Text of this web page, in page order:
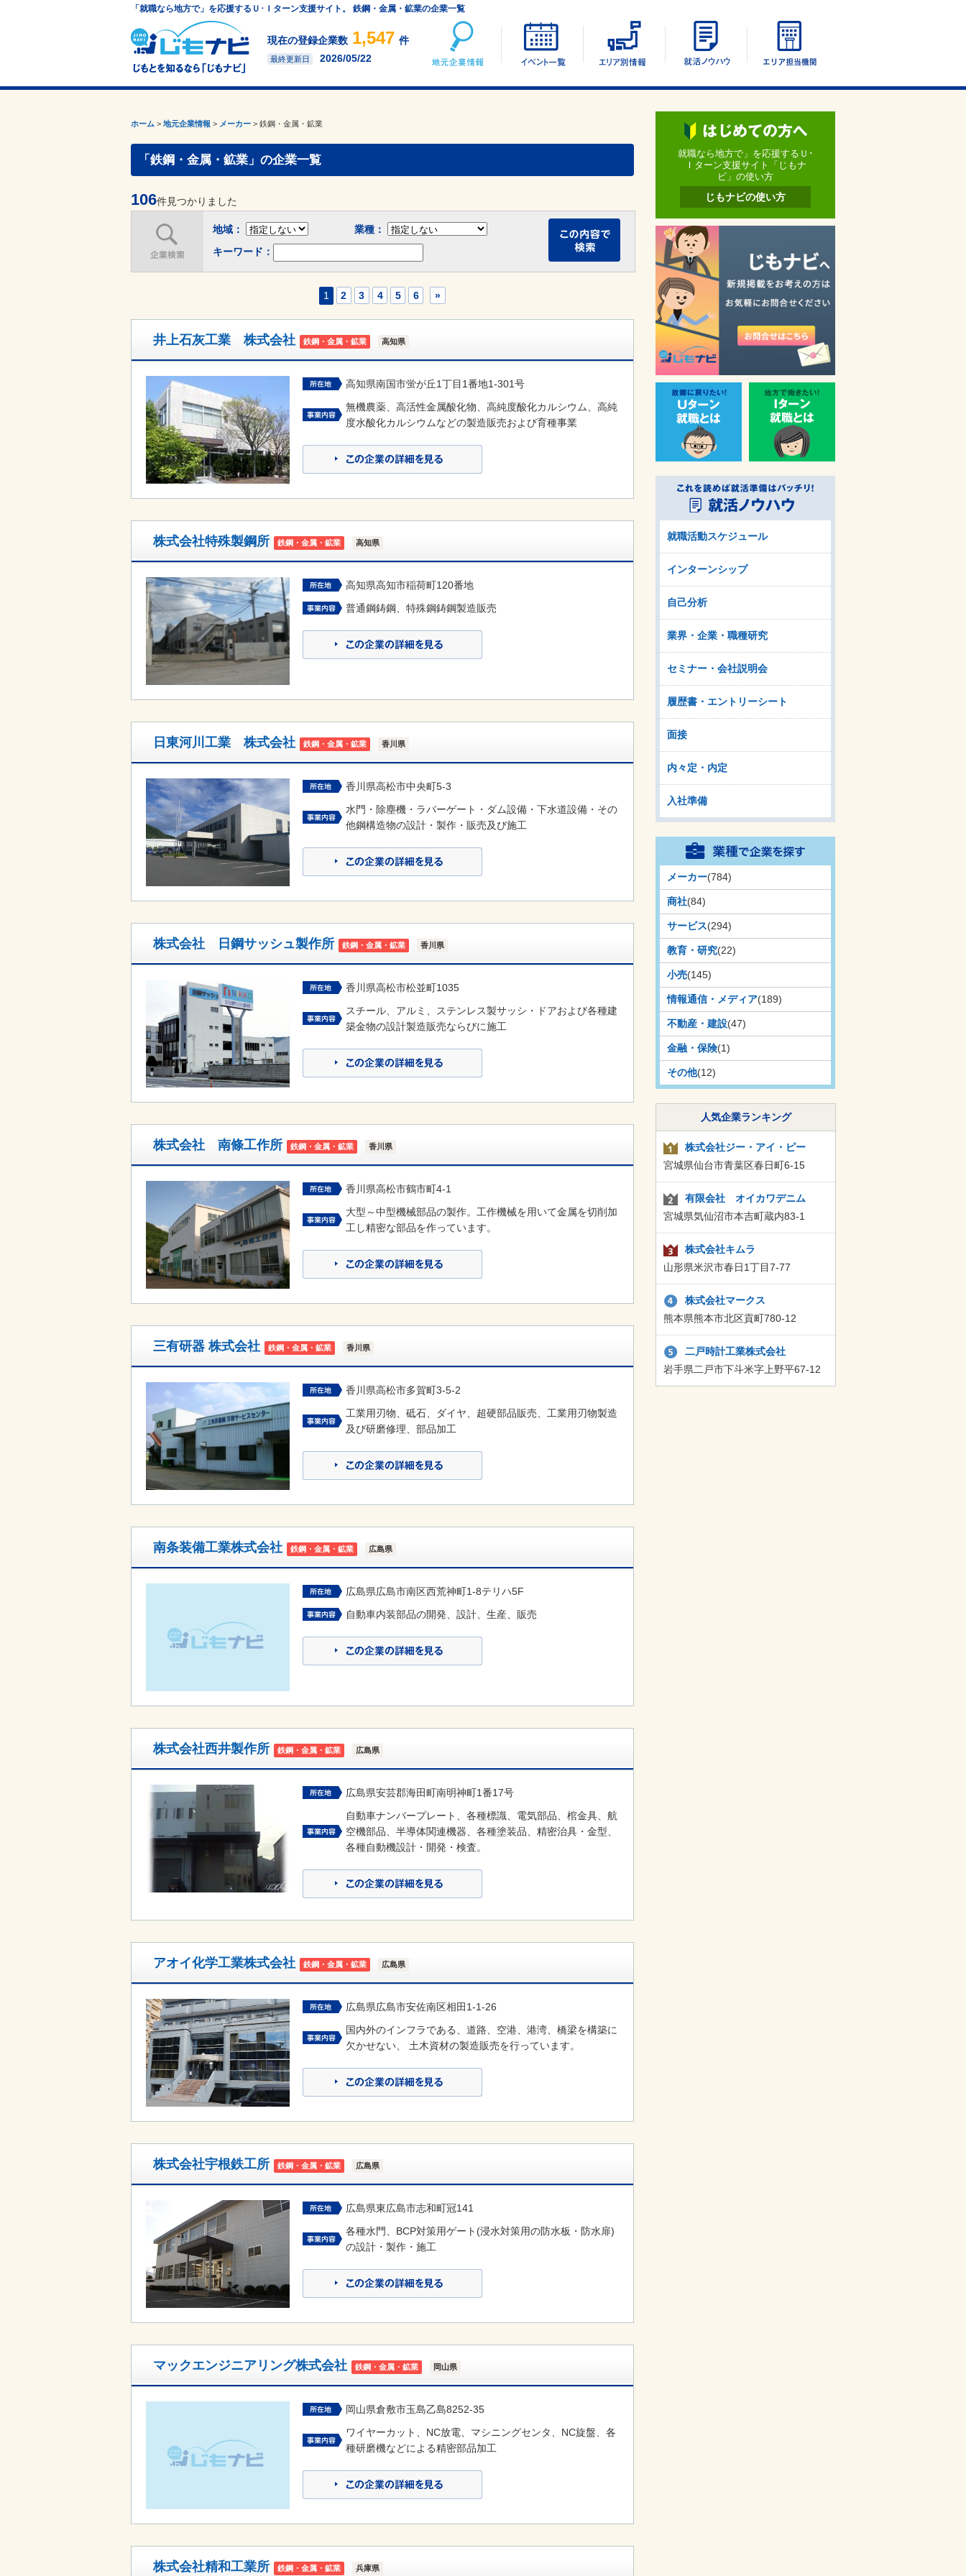
「就職なら地方で」を応援するＵ･Ｉターン支援サイト。 鉄鋼・金属・鉱業の企業一覧
現在の登録企業数 1,547 件
最終更新日 2026/05/22
地元企業情報 イベント一覧 エリア別情報 UIターン就活ノウハウ
ホーム > 地元企業情報 > メーカー > 鉄鋼・金属・鉱業
「鉄鋼・金属・鉱業」の企業一覧
106件見つかりました
地域：
業種：
キーワード：
1 2 3 4 5 6 »
井上石灰工業 株式会社 鉄鋼・金属・鉱業 高知県
高知県南国市蛍が丘1丁目1番地1-301号
無機農薬、高活性金属酸化物、高純度酸化カルシウム、高純
度水酸化カルシウムなどの製造販売および育種事業
株式会社特殊製鋼所 鉄鋼・金属・鉱業 高知県
高知県高知市稲荷町120番地
普通鋼鋳鋼、特殊鋼鋳鋼製造販売
日東河川工業 株式会社 鉄鋼・金属・鉱業 香川県
香川県高松市中央町5-3
水門・除塵機・ラバーゲート・ダム設備・下水道設備・その
他鋼構造物の設計・製作・販売及び施工
株式会社 日鋼サッシュ製作所 鉄鋼・金属・鉱業 香川県
香川県高松市松並町1035
スチール、アルミ、ステンレス製サッシ・ドアおよび各種建
築金物の設計製造販売ならびに施工
株式会社 南條工作所 鉄鋼・金属・鉱業 香川県
香川県高松市鶴市町4-1
大型～中型機械部品の製作。工作機械を用いて金属を切削加
工し精密な部品を作っています。
三有研器 株式会社 鉄鋼・金属・鉱業 香川県
香川県高松市多賀町3-5-2
工業用刃物、砥石、ダイヤ、超硬部品販売、工業用刃物製造
及び研磨修理、部品加工
南条装備工業株式会社 鉄鋼・金属・鉱業 広島県
広島県広島市南区西荒神町1-8テリハ5F
自動車内装部品の開発、設計、生産、販売
株式会社西井製作所 鉄鋼・金属・鉱業 広島県
広島県安芸郡海田町南明神町1番17号
自動車ナンバープレート、各種標識、電気部品、棺金具、航
空機部品、半導体関連機器、各種塗装品、精密治具・金型、
各種自動機設計・開発・検査。
アオイ化学工業株式会社 鉄鋼・金属・鉱業 広島県
広島県広島市安佐南区相田1-1-26
国内外のインフラである、道路、空港、港湾、橋梁を構築に
欠かせない、 土木資材の製造販売を行っています。
株式会社宇根鉄工所 鉄鋼・金属・鉱業 広島県
広島県東広島市志和町冠141
各種水門、BCP対策用ゲート(浸水対策用の防水板・防水扉)
の設計・製作・施工
マックエンジニアリング株式会社 鉄鋼・金属・鉱業 岡山県
岡山県倉敷市玉島乙島8252-35
ワイヤーカット、NC放電、マシニングセンタ、NC旋盤、各
種研磨機などによる精密部品加工
株式会社精和工業所 鉄鋼・金属・鉱業 兵庫県
就職なら地方で」を応援するＵ･
Ｉターン支援サイト「じもナ
ビ」の使い方
じもナビの使い方
就職活動スケジュール
インターンシップ
自己分析
業界・企業・職種研究
セミナー・会社説明会
履歴書・エントリーシート
面接
内々定・内定
入社準備
メーカー(784)
商社(84)
サービス(294)
教育・研究(22)
小売(145)
情報通信・メディア(189)
不動産・建設(47)
金融・保険(1)
その他(12)
人気企業ランキング
株式会社ジー・アイ・ピー
宮城県仙台市青葉区春日町6-15
有限会社 オイカワデニム
宮城県気仙沼市本吉町蔵内83-1
株式会社キムラ
山形県米沢市春日1丁目7-77
株式会社マークス
熊本県熊本市北区貢町780-12
二戸時計工業株式会社
岩手県二戸市下斗米字上野平67-12